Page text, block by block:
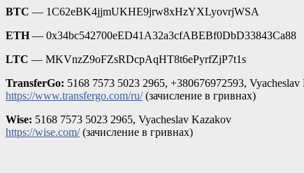
BTC — 1C62eBK4jjmUKHE9jrw8xHzYXLyovrjWSA
ETH— 0x34bc542700eED41A32a3cfABEBf0DbD33843Ca88
LTC — MKVnzZ9oFZsRDcpAqHT8t6ePyrfZjP7t1s
TransferGo: 5168 7573 5023 2965, +380676972593, Vyacheslav
https://www.transfergo.com/ru/(зачисление в гривнах)
Wise: 5168 7573 5023 2965, Vyacheslav Kazakov
https://wise.com/(зачисление в гривнах)